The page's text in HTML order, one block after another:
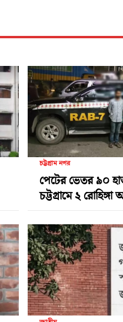
চট্টগ্রাম নগর
পেটের ভেতর ৯০
চট্টগ্রামে ২